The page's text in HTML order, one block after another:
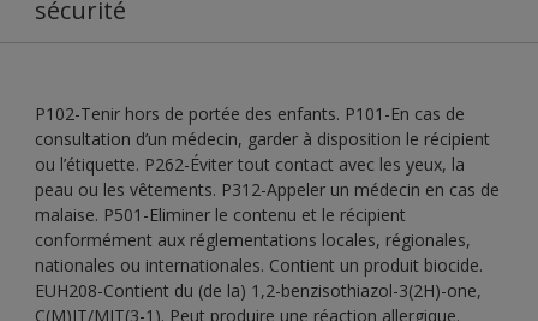
sécurité
P102-Tenir hors de portée des enfants. P101-En cas de
consultation d’un médecin, garder à disposition le récipient
ou l’étiquette. P262-Éviter tout contact avec les yeux, la
peau ou les vêtements. P312-Appeler un médecin en cas de
malaise. P501-Eliminer le contenu et le récipient
conformément aux réglementations locales, régionales,
nationales ou internationales. Contient un produit biocide.
EUH208-Contient du (de la) 1,2-benzisothiazol-3(2H)-one,
C(M)IT/MIT(3-1). Peut produire une réaction allergique.